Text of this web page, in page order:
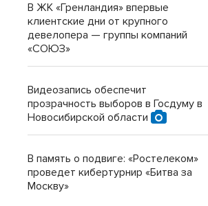
В ЖК «Гренландия» впервые
клиентские дни от крупного
девелопера — группы компаний
«СОЮЗ»
Видеозапись обеспечит
прозрачность выборов в Госдуму в
Новосибирской области
В память о подвиге: «Ростелеком»
проведет кибертурнир «Битва за
Москву»